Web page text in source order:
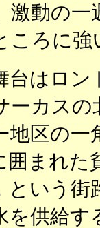
激動の
ころに
台はロ
ーカス
地区の
囲まれた
という
を供給す